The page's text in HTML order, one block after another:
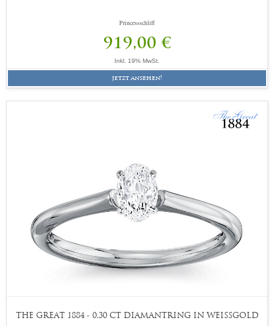
Princessschliff
919,00 €
Inkl. 19% MwSt.
jetzt ansehen!
THE GREAT 1884 - 0,30 CT DIAMANTRING IN WEISSGOLD